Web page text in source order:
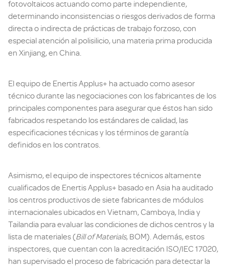
fotovoltaicos actuando como parte independiente,
determinando inconsistencias o riesgos derivados de forma
directa o indirecta de prácticas de trabajo forzoso, con
especial atención al polisilicio, una materia prima producida
en Xinjiang, en China.
El equipo de Enertis Applus+ ha actuado como asesor
técnico durante las negociaciones con los fabricantes de los
principales componentes para asegurar que éstos han sido
fabricados respetando los estándares de calidad, las
especificaciones técnicas y los términos de garantía
definidos en los contratos.
Asimismo, el equipo de inspectores técnicos altamente
cualificados de Enertis Applus+ basado en Asia ha auditado
los centros productivos de siete fabricantes de módulos
internacionales ubicados en Vietnam, Camboya, India y
Tailandia para evaluar las condiciones de dichos centros y la
lista de materiales (Bill of Materials, BOM). Además, estos
inspectores, que cuentan con la acreditación ISO/IEC 17020,
han supervisado el proceso de fabricación para detectar la